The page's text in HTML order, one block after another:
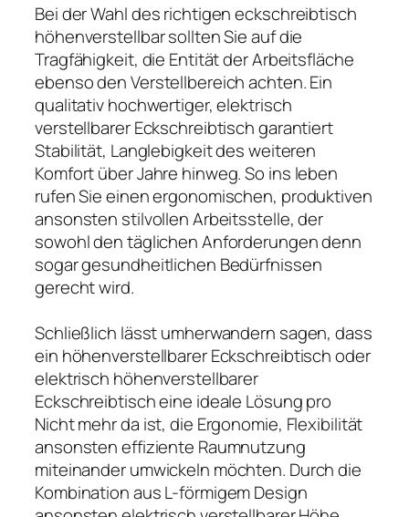
Bei der Wahl des richtigen eckschreibtisch
höhenverstellbar sollten Sie auf die
Tragfähigkeit, die Entität der Arbeitsfläche
ebenso den Verstellbereich achten. Ein
qualitativ hochwertiger, elektrisch
verstellbarer Eckschreibtisch garantiert
Stabilität, Langlebigkeit des weiteren
Komfort über Jahre hinweg. So ins leben
rufen Sie einen ergonomischen, produktiven
ansonsten stilvollen Arbeitsstelle, der
sowohl den täglichen Anforderungen denn
sogar gesundheitlichen Bedürfnissen
gerecht wird.
Schließlich lässt umherwandern sagen, dass
ein höhenverstellbarer Eckschreibtisch oder
elektrisch höhenverstellbarer
Eckschreibtisch eine ideale Lösung pro
Nicht mehr da ist, die Ergonomie, Flexibilität
ansonsten effiziente Raumnutzung
miteinander umwickeln möchten. Durch die
Kombination aus L-förmigem Design